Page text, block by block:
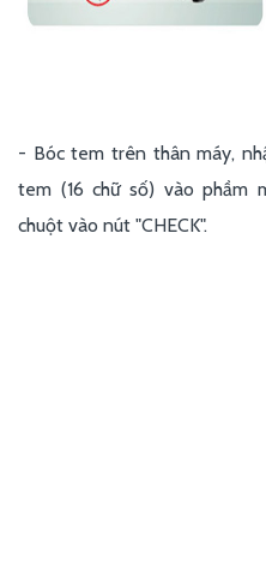
​- Bóc tem trên thân máy,
tem (16 chữ số) vào phầm
chuột vào nút "CHECK".